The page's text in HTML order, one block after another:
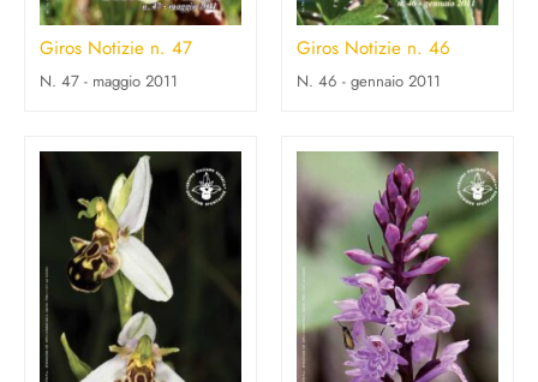
Giros Notizie n. 47
N. 47 - maggio 2011
Giros Notizie n. 46
N. 46 - gennaio 2011